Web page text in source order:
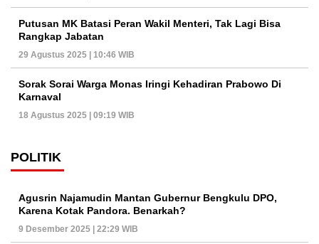
Putusan MK Batasi Peran Wakil Menteri, Tak Lagi Bisa
Rangkap Jabatan
29 Agustus 2025 | 10:46 WIB
Sorak Sorai Warga Monas Iringi Kehadiran Prabowo Di
Karnaval
18 Agustus 2025 | 09:19 WIB
POLITIK
Agusrin Najamudin Mantan Gubernur Bengkulu DPO,
Karena Kotak Pandora. Benarkah?
9 Desember 2025 | 22:29 WIB